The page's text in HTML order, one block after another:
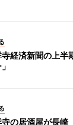
経済新聞の上半
の居酒屋が長崎